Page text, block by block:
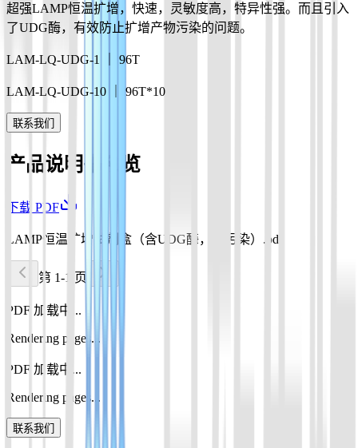
超强LAMP恒温扩增，快速，灵敏度高，特异性强。而且引入
了UDG酶，有效防止扩增产物污染的问题。
LAM-LQ-UDG-1 ｜ 96T
LAM-LQ-UDG-10 ｜ 96T*10
联系我们
产品说明书预览
下载 PDF
LAMP恒温扩增试剂盒（含UDG酶，防污染）.pdf
第 1-1 页
PDF 加载中...
Rendering pages...
PDF 加载中...
Rendering pages...
联系我们